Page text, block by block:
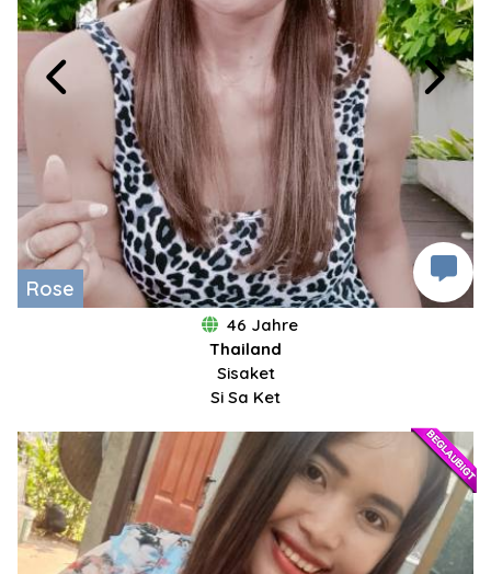
Rose
46 Jahre
Thailand
Sisaket
Si Sa Ket